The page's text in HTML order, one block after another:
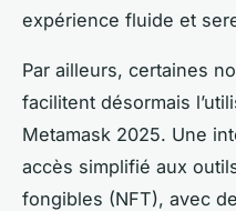
expérience fluide et
Par ailleurs, certaines
facilitent désormais
Metamask 2025. Une
accès simplifié aux
fongibles (NFT), avec